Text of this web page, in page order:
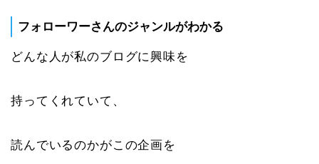
フォローワーさんのジャンルがわかる
どんな人が私のブログに興味を
持ってくれていて、
読んでいるのかがこの企画を